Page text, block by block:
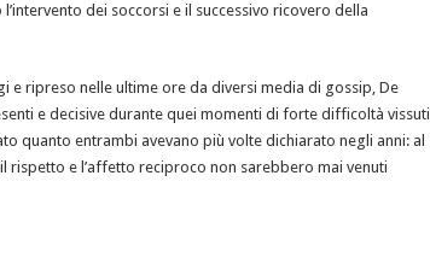
dei soccorsi e il successivo ricovero della
e ripreso nelle ultime ore da diversi media di gossip, De
e decisive durante quei momenti di forte difficoltà vissuti
quanto entrambi avevano più volte dichiarato negli anni: al
rispetto e l’affetto reciproco non sarebbero mai venuti